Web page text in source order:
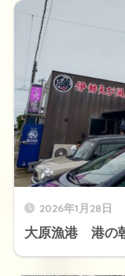
2026年1月28日
大原漁港 港の